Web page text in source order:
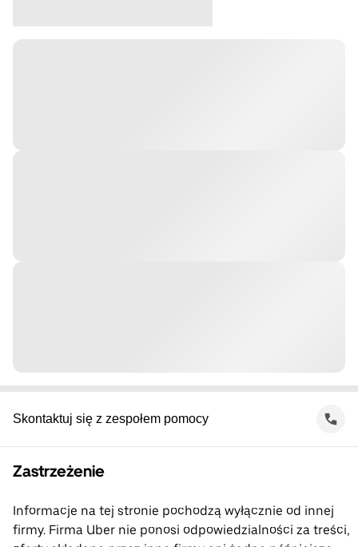
Skontaktuj się z zespołem pomocy
Zastrzeżenie
Informacje na tej stronie pochodzą wyłącznie od innej
firmy. Firma Uber nie ponosi odpowiedzialności za treści,